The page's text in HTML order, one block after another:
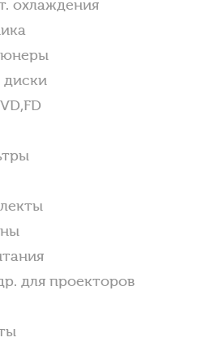
охлаждения
для проекторов